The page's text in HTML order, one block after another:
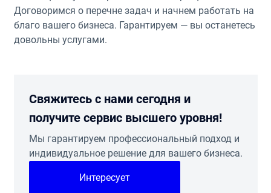
Договоримся о перечне задач и начнем работать на
благо вашего бизнеса. Гарантируем — вы останетесь
довольны услугами.
Свяжитесь с нами сегодня и
получите сервис высшего уровня!
Мы гарантируем профессиональный подход и
индивидуальное решение для вашего бизнеса.
Интересует